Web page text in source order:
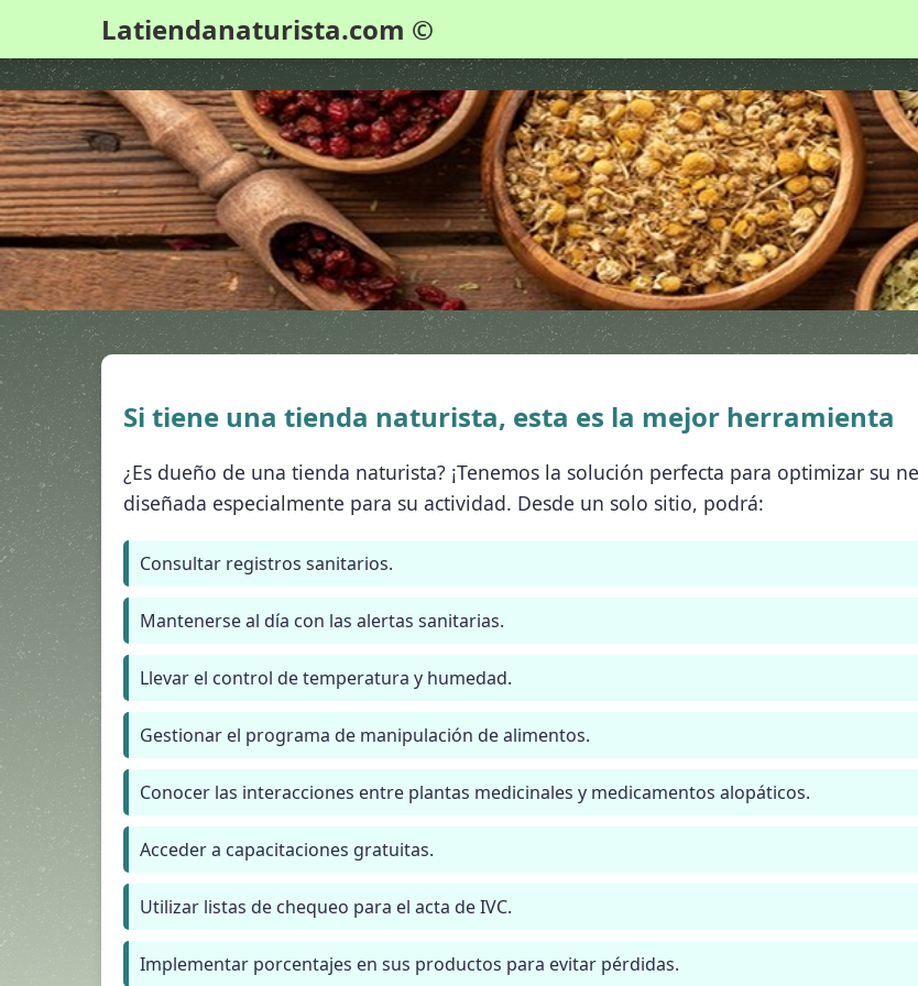
Latiendanaturista.com ©
Si tiene una tienda naturista, esta es la mejor herramienta
¿Es dueño de una tienda naturista? ¡Tenemos la solución perfecta para optimizar su
diseñada especialmente para su actividad. Desde un solo sitio, podrá:
Consultar registros sanitarios.
Mantenerse al día con las alertas sanitarias.
Llevar el control de temperatura y humedad.
Gestionar el programa de manipulación de alimentos.
Conocer las interacciones entre plantas medicinales y medicamentos alopáticos.
Acceder a capacitaciones gratuitas.
Utilizar listas de chequeo para el acta de IVC.
Implementar porcentajes en sus productos para evitar pérdidas.